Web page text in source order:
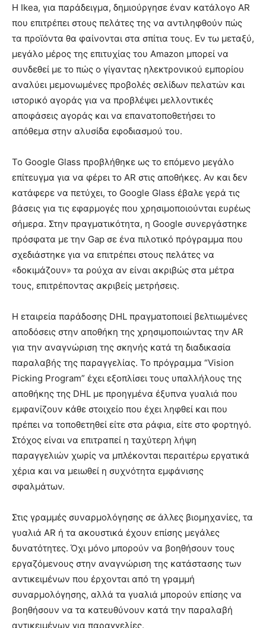
Η Ikea, για παράδειγμα, δημιούργησε έναν κατάλογο AR
που επιτρέπει στους πελάτες της να αντιληφθούν πώς
τα προϊόντα θα φαίνονται στα σπίτια τους. Εν τω μεταξύ,
μεγάλο μέρος της επιτυχίας του Amazon μπορεί να
συνδεθεί με το πώς ο γίγαντας ηλεκτρονικού εμπορίου
αναλύει μεμονωμένες προβολές σελίδων πελατών και
ιστορικό αγοράς για να προβλέψει μελλοντικές
αποφάσεις αγοράς και να επανατοποθετήσει το
απόθεμα στην αλυσίδα εφοδιασμού του.
Το Google Glass προβλήθηκε ως το επόμενο μεγάλο
επίτευγμα για να φέρει το AR στις αποθήκες. Αν και δεν
κατάφερε να πετύχει, το Google Glass έβαλε γερά τις
βάσεις για τις εφαρμογές που χρησιμοποιούνται ευρέως
σήμερα. Στην πραγματικότητα, η Google συνεργάστηκε
πρόσφατα με την Gap σε ένα πιλοτικό πρόγραμμα που
σχεδιάστηκε για να επιτρέπει στους πελάτες να
«δοκιμάζουν» τα ρούχα αν είναι ακριβώς στα μέτρα
τους, επιτρέποντας ακριβείς μετρήσεις.
Η εταιρεία παράδοσης DHL πραγματοποιεί βελτιωμένες
αποδόσεις στην αποθήκη της χρησιμοποιώντας την AR
για την αναγνώριση της σκηνής κατά τη διαδικασία
παραλαβής της παραγγελίας. Το πρόγραμμα “Vision
Picking Program” έχει εξοπλίσει τους υπαλλήλους της
αποθήκης της DHL με προηγμένα έξυπνα γυαλιά που
εμφανίζουν κάθε στοιχείο που έχει ληφθεί και που
πρέπει να τοποθετηθεί είτε στα ράφια, είτε στο φορτηγό.
Στόχος είναι να επιτραπεί η ταχύτερη λήψη
παραγγελιών χωρίς να μπλέκονται περαιτέρω εργατικά
χέρια και να μειωθεί η συχνότητα εμφάνισης
σφαλμάτων.
Στις γραμμές συναρμολόγησης σε άλλες βιομηχανίες, τα
γυαλιά AR ή τα ακουστικά έχουν επίσης μεγάλες
δυνατότητες. Όχι μόνο μπορούν να βοηθήσουν τους
εργαζόμενους στην αναγνώριση της κατάστασης των
αντικειμένων που έρχονται από τη γραμμή
συναρμολόγησης, αλλά τα γυαλιά μπορούν επίσης να
βοηθήσουν να τα κατευθύνουν κατά την παραλαβή
αντικειμένων για παραγγελίες.